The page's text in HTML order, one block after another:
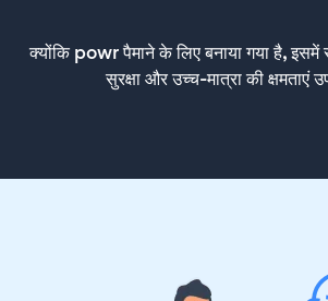
क्योंकि powr पैमाने के लिए बनाया गया है, इसमें
सुरक्षा और उच्च-मात्रा की क्षमताएं